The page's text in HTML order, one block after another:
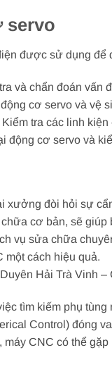
servo
được sử dụng để
và chẩn đoán vấn
cơ servo và vệ
tra các linh
động cơ servo và
xưởng đòi hỏi sự
cơ bản, sẽ giúp
vụ sửa chữa
một cách hiệu quả.
Hải Trà Vinh
tìm kiếm phụ
Control) đóng
máy CNC có thể